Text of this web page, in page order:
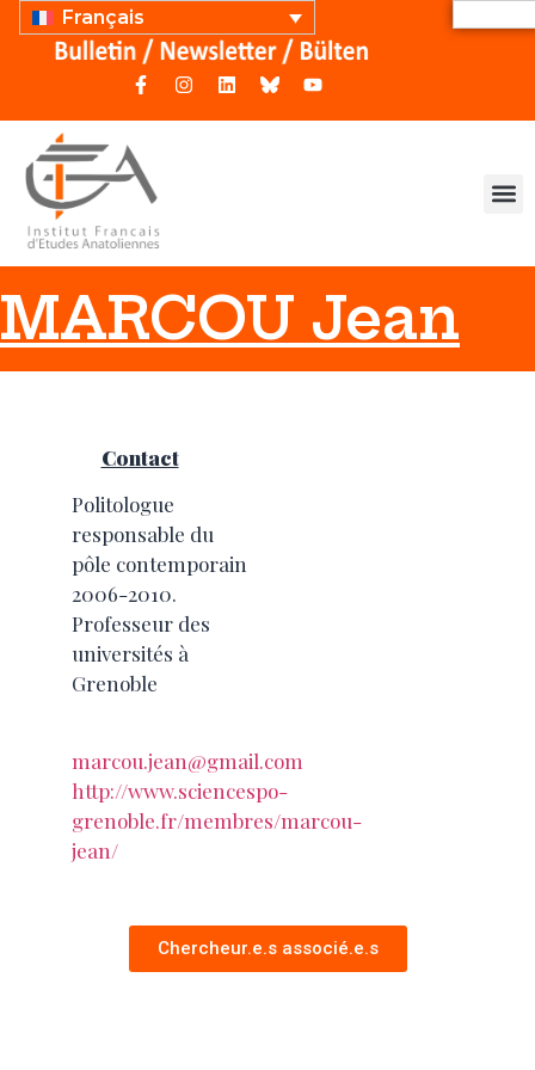
Français
MARCOU Jean
Contact
Politologue
responsable du
pôle contemporain
2006-2010.
Professeur des
universités à
Grenoble
marcou.jean@gmail.com
http://www.sciencespo-
grenoble.fr/membres/marcou-
jean/
Chercheur.e.s associé.e.s